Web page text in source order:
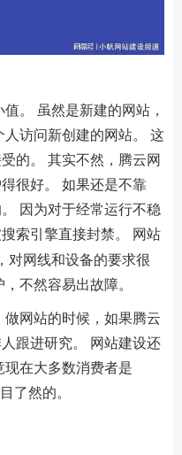
。 虽然是新建的网站，
访问新创建的网站。 这
的。 其实不然，腾云网
很好。 如果还是不靠
因为对于经常运行不稳
索引擎直接封禁。 网站
对网线和设备的要求很
不然容易出故障。
网站的时候，如果腾云
跟进研究。 网站建设还
现在大多数消费者是
了然的。